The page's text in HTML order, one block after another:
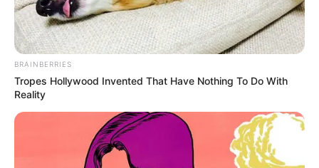
fachada ni la estructura del edificio. Estas mallas son
consideradaselementos invisibles y removibles, por lo
que su uso no está prohibido por la ley ni por la
normatividad que regula la propiedad horizontal en el
país.
“La realidad es que se trata de
elementos que no alteran la fisonomía
ni la fachada de los edificios y
conjuntos, razón por la cual no existe
BRAINBERRIES
Tropes Hollywood Invented That Have Nothing To Do With
Reality